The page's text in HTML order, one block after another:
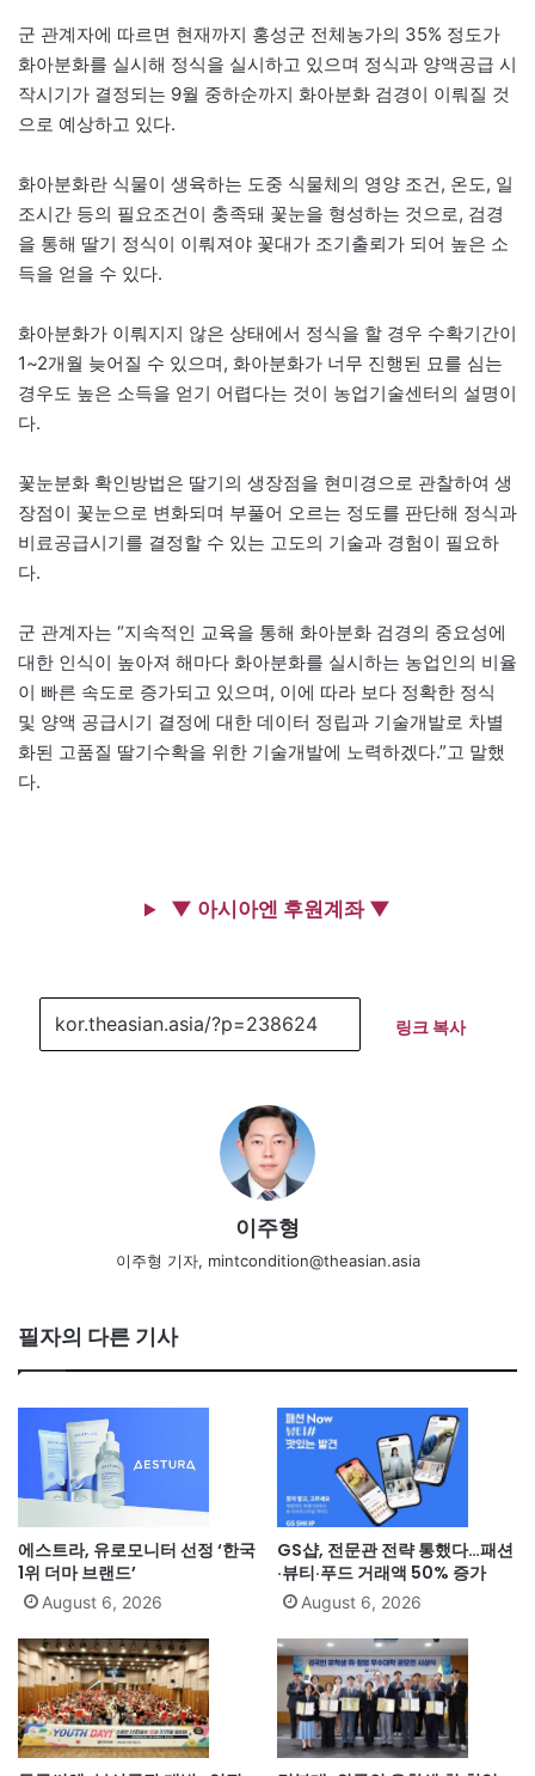
군 관계자에 따르면 현재까지 홍성군 전체농가의 35% 정도가
화아분화를 실시해 정식을 실시하고 있으며 정식과 양액공급 시
작시기가 결정되는 9월 중하순까지 화아분화 검경이 이뤄질 것
으로 예상하고 있다.
화아분화란 식물이 생육하는 도중 식물체의 영양 조건, 온도, 일
조시간 등의 필요조건이 충족돼 꽃눈을 형성하는 것으로, 검경
을 통해 딸기 정식이 이뤄져야 꽃대가 조기출뢰가 되어 높은 소
득을 얻을 수 있다.
화아분화가 이뤄지지 않은 상태에서 정식을 할 경우 수확기간이
1~2개월 늦어질 수 있으며, 화아분화가 너무 진행된 묘를 심는
경우도 높은 소득을 얻기 어렵다는 것이 농업기술센터의 설명이
다.
꽃눈분화 확인방법은 딸기의 생장점을 현미경으로 관찰하여 생
장점이 꽃눈으로 변화되며 부풀어 오르는 정도를 판단해 정식과
비료공급시기를 결정할 수 있는 고도의 기술과 경험이 필요하
다.
군 관계자는 “지속적인 교육을 통해 화아분화 검경의 중요성에
대한 인식이 높아져 해마다 화아분화를 실시하는 농업인의 비율
이 빠른 속도로 증가되고 있으며, 이에 따라 보다 정확한 정식
및 양액 공급시기 결정에 대한 데이터 정립과 기술개발로 차별
화된 고품질 딸기수확을 위한 기술개발에 노력하겠다.”고 말했
다.
▼ 아시아엔 후원계좌 ▼
링크 복사
이주형
이주형 기자, mintcondition@theasian.asia
필자의 다른 기사
에스트라, 유로모니터 선정 ‘한국
1위 더마 브랜드’
August 6, 2026
GS샵, 전문관 전략 통했다…패션
·뷰티·푸드 거래액 50% 증가
August 6, 2026